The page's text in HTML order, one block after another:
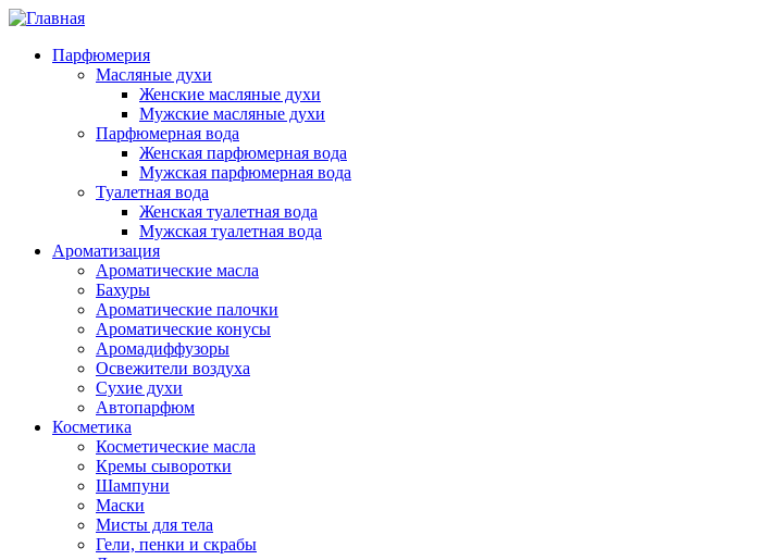
Перейти
основному
содержанию
Парфюмерия
Масляные духи
Женские масляные духи
Мужские масляные духи
Парфюмерная вода
Женская парфюмерная вода
Мужская парфюмерная вода
Туалетная вода
Женская туалетная вода
Мужская туалетная вода
Ароматизация
Ароматические масла
Бахуры
Ароматические палочки
Ароматические конусы
Аромадиффузоры
Освежители воздуха
Сухие духи
Автопарфюм
Косметика
Косметические масла
Кремы сыворотки
Шампуни
Маски
Мисты для тела
Гели, пенки и скрабы